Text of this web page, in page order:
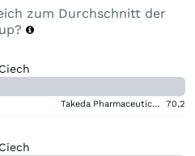
zum Durchschnitt der
Ciech
Takeda Pharmaceutical Aktie 70,2
Ciech